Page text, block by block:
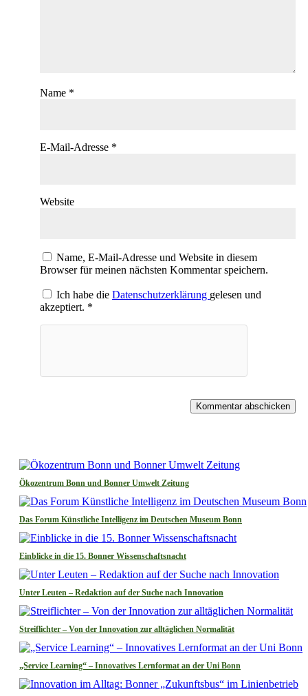
Name *
E-Mail-Adresse *
Website
Name, E-Mail-Adresse und Website in diesem
Browser für meinen nächsten Kommentar speichern.
Ich habe die Datenschutzerklärung gelesen und
akzeptiert. *
Kommentar abschicken
Ökozentrum Bonn und Bonner Umwelt Zeitung
Das Forum Künstliche Intelligenz im Deutschen Museum Bonn
Einblicke in die 15. Bonner Wissenschaftsnacht
Unter Leuten – Redaktion auf der Suche nach Innovation
Streiflichter – Von der Innovation zur alltäglichen Normalität
„Service Learning“ – Innovatives Lernformat an der Uni Bonn